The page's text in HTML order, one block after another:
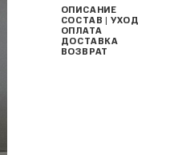
ОПИСАНИЕ
СОСТАВ | УХОД
ОПЛАТА
ДОСТАВКА
ВОЗВРАТ